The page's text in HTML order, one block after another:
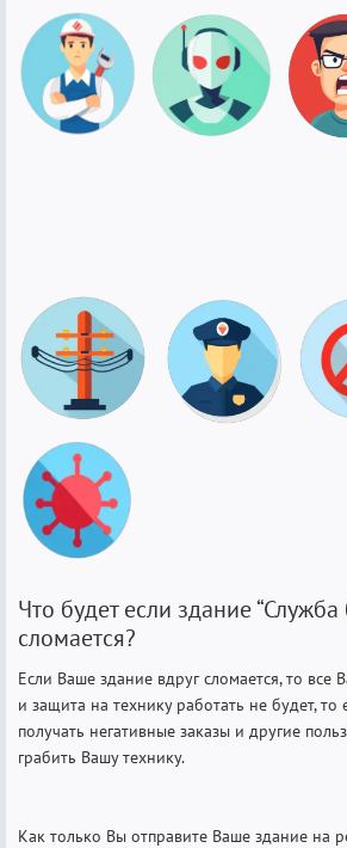
Что будет если здание “Служба
сломается?
Если Ваше здание вдруг сломается, то
и защита на технику работать не будет, то
получать негативные заказы и другие
грабить Вашу технику.
Как только Вы отправите Ваше здание на